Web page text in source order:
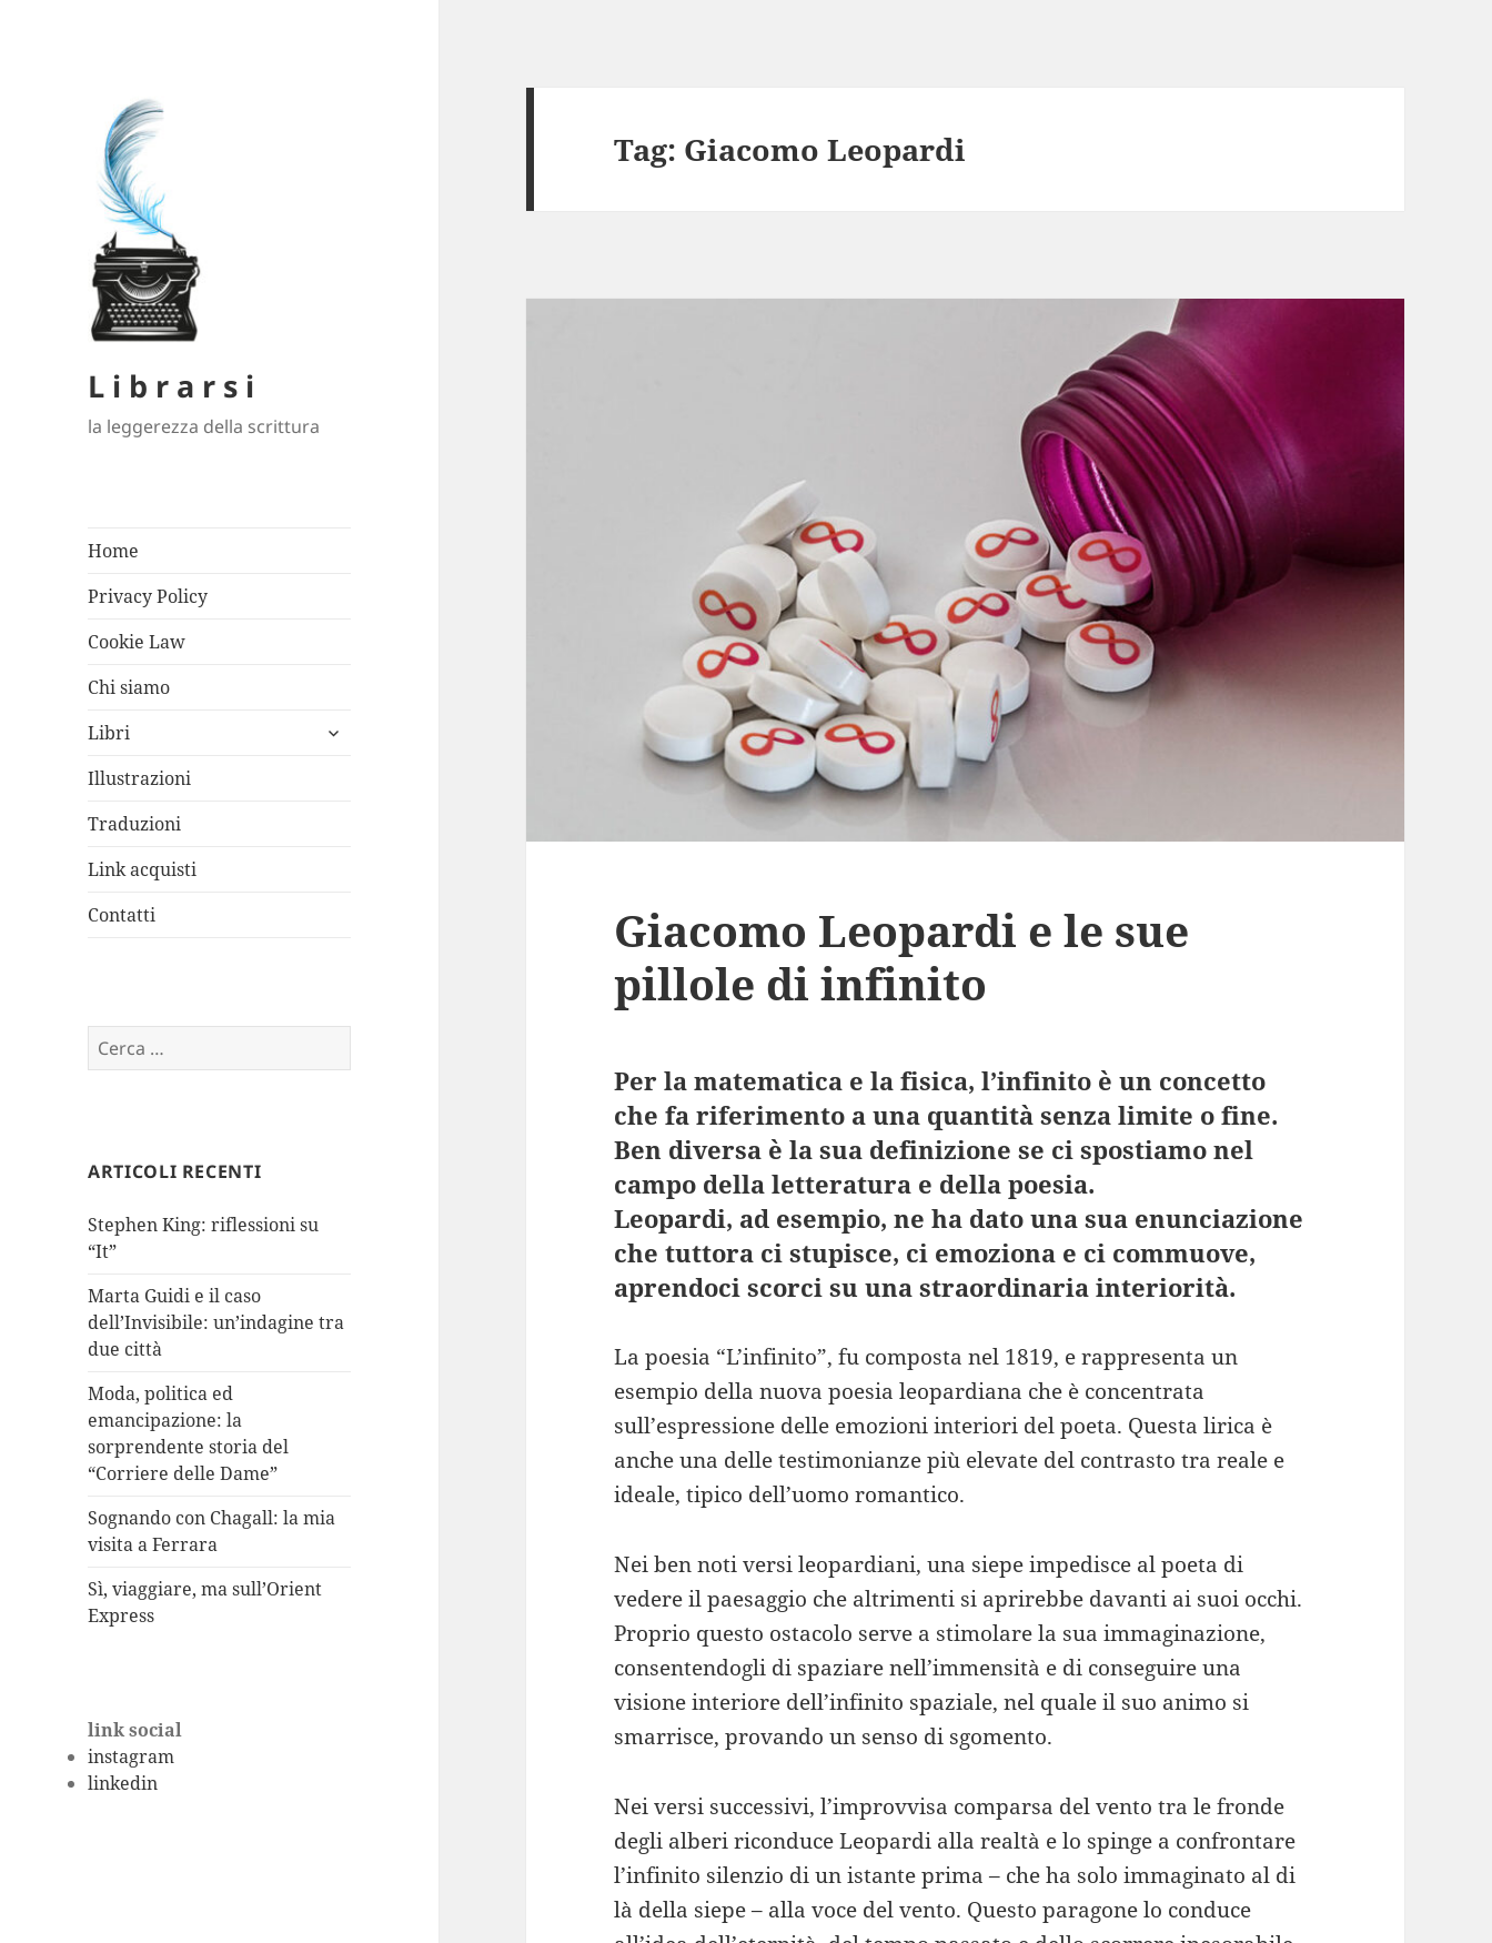
L i b r a r s i
la leggerezza della scrittura
Home
Privacy Policy
Cookie Law
Chi siamo
Libri
apri
Illustrazioni
Traduzioni
Link acquisti
Contatti
Ricerca
per:
ARTICOLI RECENTI
Stephen King: riflessioni su
“It”
Marta Guidi e il caso
dell’Invisibile: un’indagine tra
due città
Moda, politica ed
emancipazione: la
sorprendente storia del
“Corriere delle Dame”
Sognando con Chagall: la mia
visita a Ferrara
Sì, viaggiare, ma sull’Orient
Express
link social
instagram
linkedin
Tag: Giacomo Leopardi
Giacomo Leopardi e le sue
pillole di infinito
Per la matematica e la fisica, l’infinito è un concetto
che fa riferimento a una quantità senza limite o fine.
Ben diversa è la sua definizione se ci spostiamo nel
campo della letteratura e della poesia.
Leopardi, ad esempio, ne ha dato una sua enunciazione
che tuttora ci stupisce, ci emoziona e ci commuove,
aprendoci scorci su una straordinaria interiorità.
La poesia “L’infinito”, fu composta nel 1819, e rappresenta un
esempio della nuova poesia leopardiana che è concentrata
sull’espressione delle emozioni interiori del poeta. Questa lirica è
anche una delle testimonianze più elevate del contrasto tra reale e
ideale, tipico dell’uomo romantico.
Nei ben noti versi leopardiani, una siepe impedisce al poeta di
vedere il paesaggio che altrimenti si aprirebbe davanti ai suoi occhi.
Proprio questo ostacolo serve a stimolare la sua immaginazione,
consentendogli di spaziare nell’immensità e di conseguire una
visione interiore dell’infinito spaziale, nel quale il suo animo si
smarrisce, provando un senso di sgomento.
Nei versi successivi, l’improvvisa comparsa del vento tra le fronde
degli alberi riconduce Leopardi alla realtà e lo spinge a confrontare
l’infinito silenzio di un istante prima – che ha solo immaginato al di
là della siepe – alla voce del vento. Questo paragone lo conduce